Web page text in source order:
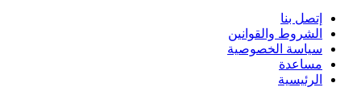
إتصل بنا
الشروط والقوانين
سياسة الخصوصية
مساعدة
الرئيسية